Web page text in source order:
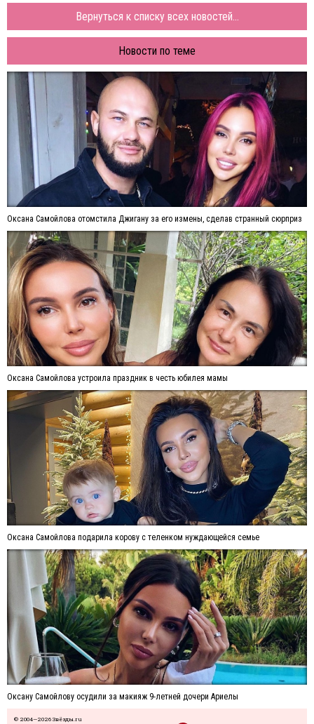
Вернуться к списку всех новостей...
Новости по теме
Оксана Самойлова отомстила Джигану за его измены, сделав странный сюрприз
Оксана Самойлова устроила праздник в честь юбилея мамы
Оксана Самойлова подарила корову с теленком нуждающейся семье
Оксану Самойлову осудили за макияж 9-летней дочери Ариелы
© 2004—2026 Звёзды.ru